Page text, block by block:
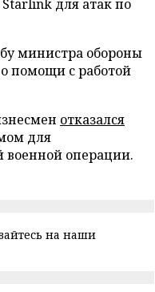
Starlink для атак по
министра обороны
помощи с работой
отказался
для
военной операции.
на наши